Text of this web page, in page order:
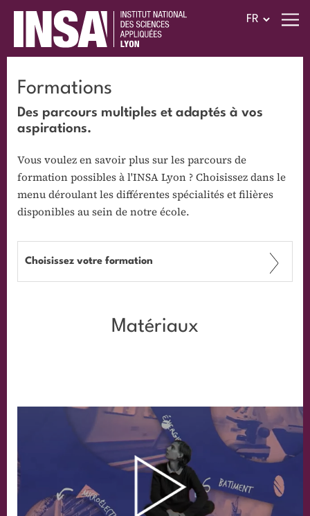
Formations
Des parcours multiples et adaptés à vos
aspirations.
Vous voulez en savoir plus sur les parcours de
formation possibles à l'INSA Lyon ? Choisissez dans le
menu déroulant les différentes spécialités et filières
disponibles au sein de notre école.
Choisissez votre formation
Matériaux